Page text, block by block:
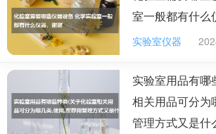
国内仪器仪表推广网站都有哪些？
第2类：针对用户碎片化阅读的推
片化阅读渠道今日头条、抖音、微博等
垂直细分的二线流量平台，包括喜马拉
贴吧等。
室一般都有什么
实验室仪器
实验室用品有哪
相关用品可分为
管理方式又是什